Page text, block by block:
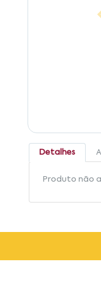
Detalhes
Produto não